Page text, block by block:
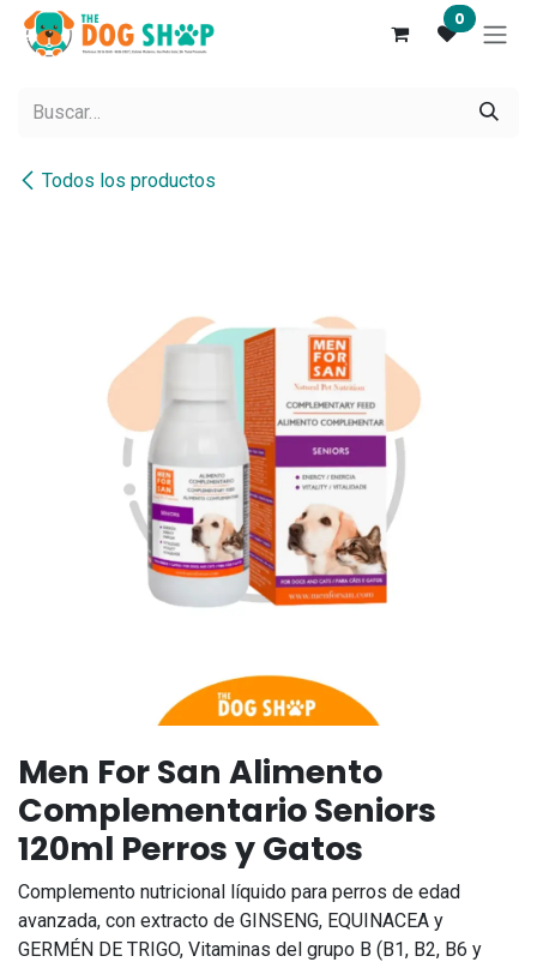
Ir al contenido 0
Todos los productos
Men For San Alimento
Complementario Seniors
120ml Perros y Gatos
Complemento nutricional líquido para perros de edad
avanzada, con extracto de GINSENG, EQUINACEA y
GERMÉN DE TRIGO, Vitaminas del grupo B (B1, B2, B6 y